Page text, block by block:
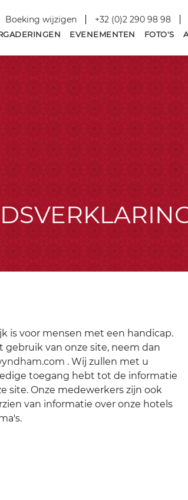
KAMERS
Boeking wijzigen +32 (0)2 290 98 98
EVENEMENTEN FOTO'S
is voor mensen met een handicap.
van onze site, neem dan
. Wij zullen met u
toegang hebt tot de informatie
site. Onze medewerkers zijn ook
van informatie over onze hotels